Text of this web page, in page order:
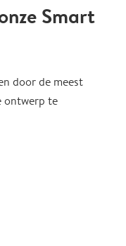
Smart
door de meest
ontwerp te